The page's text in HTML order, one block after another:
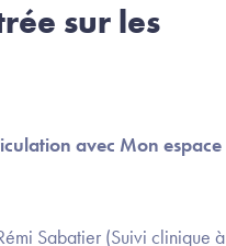
sur les
avec Mon espace
Sabatier (Suivi clinique à